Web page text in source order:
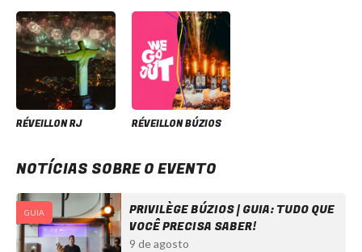
RÉVEILLON RJ RÉVEILLON BÚZIOS
NOTÍCIAS SOBRE O EVENTO
GUIA
PRIVILÈGE BÚZIOS | GUIA: TUDO QUE
VOCÊ PRECISA SABER!
9 de agosto